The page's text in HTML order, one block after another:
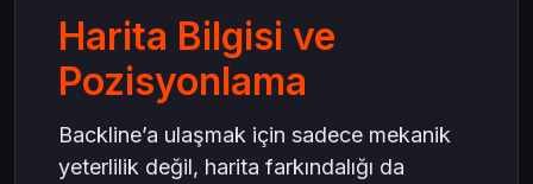
Harita Bilgisi ve
Pozisyonlama
Backline’a ulaşmak için sadece mekanik
yeterlilik değil, harita farkındalığı da